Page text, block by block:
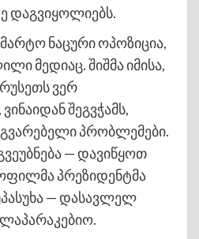
დაგვიყოლიებს.
ნაცური ოპოზიცია,
მედიაც. შიშმა იმისა,
ვერ
შეგვჭამს,
პრობლემები.
— დავიწყოთ
პრეზიდენტმა
— დასავლელ